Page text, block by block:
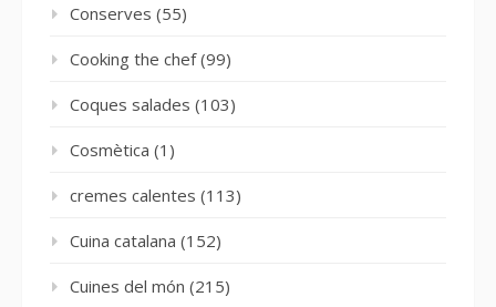
Conserves (55)
Cooking the chef(99)
Coques salades (103)
Cosmètica (1)
cremes calentes (113)
Cuina catalana (152)
Cuines del món (215)